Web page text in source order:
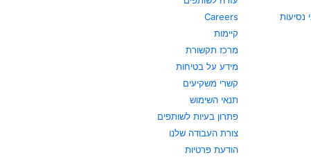
Careers
קיימות
מרכז תקשורת
מידע על בטיחות
קשרי משקיעים
תנאי השימוש
פתרון בעיות לשותפים
צורת העבודה שלנו
הודעת פרטיות